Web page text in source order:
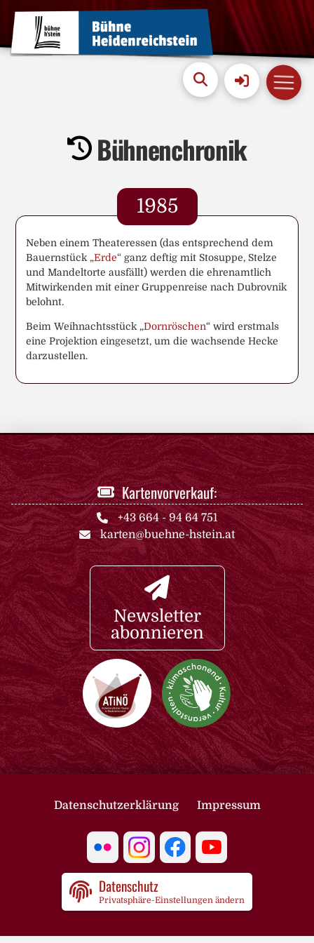
Bühnenchronik
1985
Neben einem Theateressen (das entsprechend dem
Bauernstück „Erde“ ganz deftig mit Stosuppe, Stelze
und Mandeltorte ausfällt) werden die ehrenamtlich
Mitwirkenden mit einer Gruppenreise nach Dubrovnik
belohnt.
Beim Weihnachtsstück „Dornröschen“ wird erstmals
eine Projektion eingesetzt, um die wachsende Hecke
darzustellen.
Kartenvorverkauf:
+43 664 - 94 64 751
karten@buehne-hstein.at
Newsletter
abonnieren
Datenschutzerklärung Impressum
Datenschutz
Privatsphäre-Einstellungen ändern